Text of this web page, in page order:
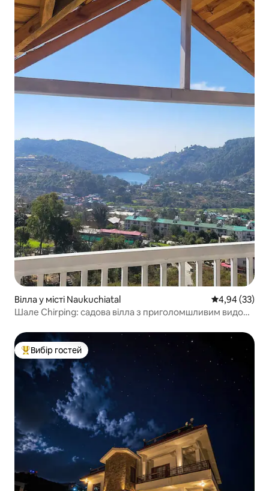
Вілла у місті Naukuchiatal Середня
4,94 (33)
Шале Chirping: садова вілла з приголомшливим видом
Топ вибір гостей
Вибір гостей